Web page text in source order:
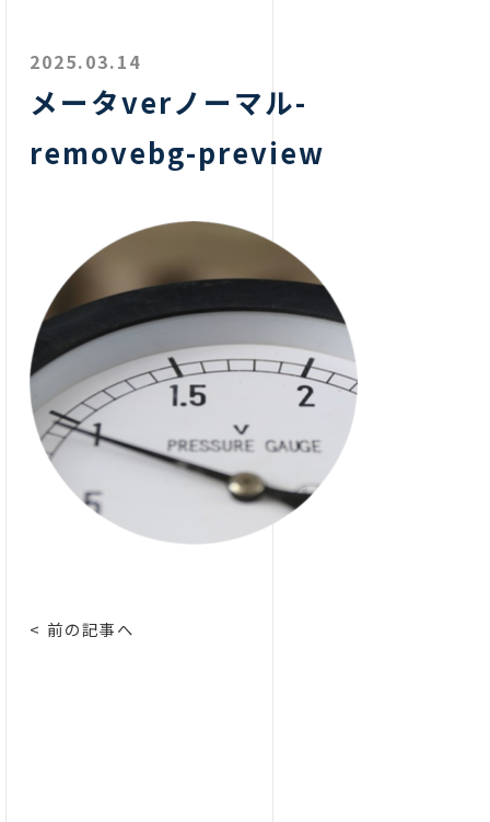
2025.03.14
メータverノーマル-
removebg-preview
< 前の記事へ